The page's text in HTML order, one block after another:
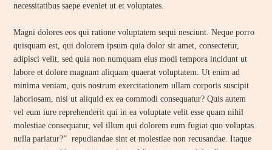
necessitatibus saepe eveniet ut et voluptates.
Magni dolores eos qui ratione voluptatem sequi nesciunt. Neque porro
quisquam est, qui dolorem ipsum quia dolor sit amet, consectetur,
adipisci velit, sed quia non numquam eius modi tempora incidunt ut
labore et dolore magnam aliquam quaerat voluptatem. Ut enim ad
minima veniam, quis nostrum exercitationem ullam corporis suscipit
laboriosam, nisi ut aliquid ex ea commodi consequatur? Quis autem
vel eum iure reprehenderit qui in ea voluptate velit esse quam nihil
molestiae consequatur, vel illum qui dolorem eum fugiat quo voluptas
nulla pariatur?” repudiandae sint et molestiae non recusandae. Itaque